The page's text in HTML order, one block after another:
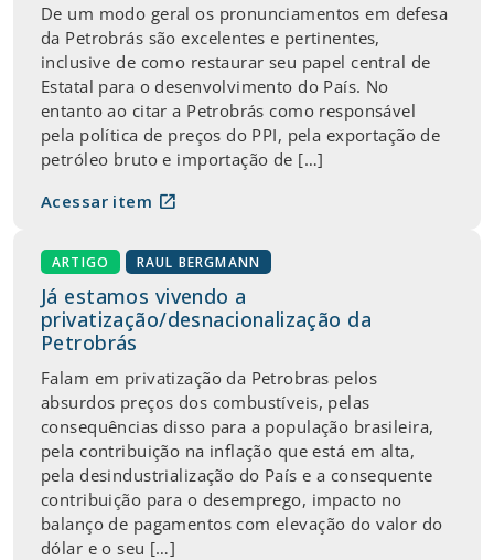
De um modo geral os pronunciamentos em defesa
da Petrobrás são excelentes e pertinentes,
inclusive de como restaurar seu papel central de
Estatal para o desenvolvimento do País. No
entanto ao citar a Petrobrás como responsável
pela política de preços do PPI, pela exportação de
petróleo bruto e importação de […]
Acessar item open_in_new
ARTIGO RAUL BERGMANN
Já estamos vivendo a
privatização/desnacionalização da
Petrobrás
Falam em privatização da Petrobras pelos
absurdos preços dos combustíveis, pelas
consequências disso para a população brasileira,
pela contribuição na inflação que está em alta,
pela desindustrialização do País e a consequente
contribuição para o desemprego, impacto no
balanço de pagamentos com elevação do valor do
dólar e o seu […]